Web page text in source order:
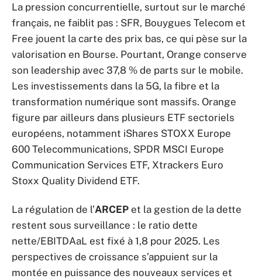
La pression concurrentielle, surtout sur le marché
français, ne faiblit pas : SFR, Bouygues Telecom et
Free jouent la carte des prix bas, ce qui pèse sur la
valorisation en Bourse. Pourtant, Orange conserve
son leadership avec 37,8 % de parts sur le mobile.
Les investissements dans la 5G, la fibre et la
transformation numérique sont massifs. Orange
figure par ailleurs dans plusieurs ETF sectoriels
européens, notamment iShares STOXX Europe
600 Telecommunications, SPDR MSCI Europe
Communication Services ETF, Xtrackers Euro
Stoxx Quality Dividend ETF.
La régulation de l’ARCEP et la gestion de la dette
restent sous surveillance : le ratio dette
nette/EBITDAaL est fixé à 1,8 pour 2025. Les
perspectives de croissance s’appuient sur la
montée en puissance des nouveaux services et